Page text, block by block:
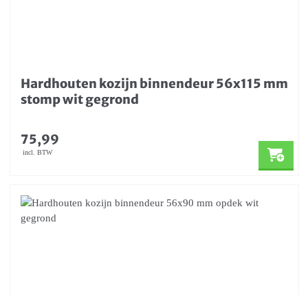
Hardhouten kozijn binnendeur 56x115 mm
stomp wit gegrond
75,99
incl. BTW